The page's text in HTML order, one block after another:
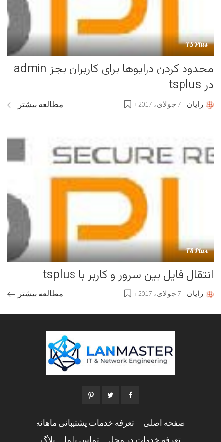
TSPlus
محدود کردن درایوها برای کاربران بجز admin
در tsplus
Postedرایان 7 جولای، 2017 مطالعه بیشتر
TSPlus
انتقال فایل بین سرور و کاربر با tsplus
Postedرایان 7 جولای، 2017 مطالعه بیشتر
صفحه اصلی تعرفه خدمات پشتیبانی ماهانه
تعرفه خدمات در محل تماس با ما بلاگ